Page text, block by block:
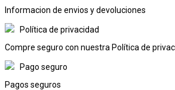
Informacion de envios y devoluciones
Política de privacidad
Compre seguro con nuestra Política de
Pago seguro
Pagos seguros